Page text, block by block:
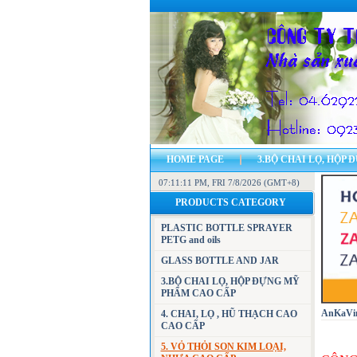
HOME PAGE 3.BỘ CHAI LỌ, HỘP
7CHAI, HŨ, PLASTIC CONTAINERS PETG,
23.VOHOPMYPHAM.WORDPRESS.COM
07:11:12 PM, FRI 7/8/2026 (GMT+8)
PRODUCTS CATEGORY
PLASTIC BOTTLE SPRAYER
PETG and oils
GLASS BOTTLE AND JAR
3.BỘ CHAI LỌ, HỘP ĐỰNG MỸ
PHẨM CAO CẤP
4. CHAI, LỌ , HŨ THẠCH CAO
CAO CẤP
5. VỎ THỎI SON KIM LOẠI,